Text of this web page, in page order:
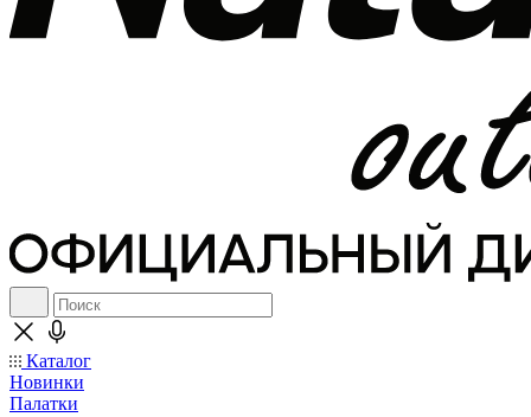
Каталог
Новинки
Палатки